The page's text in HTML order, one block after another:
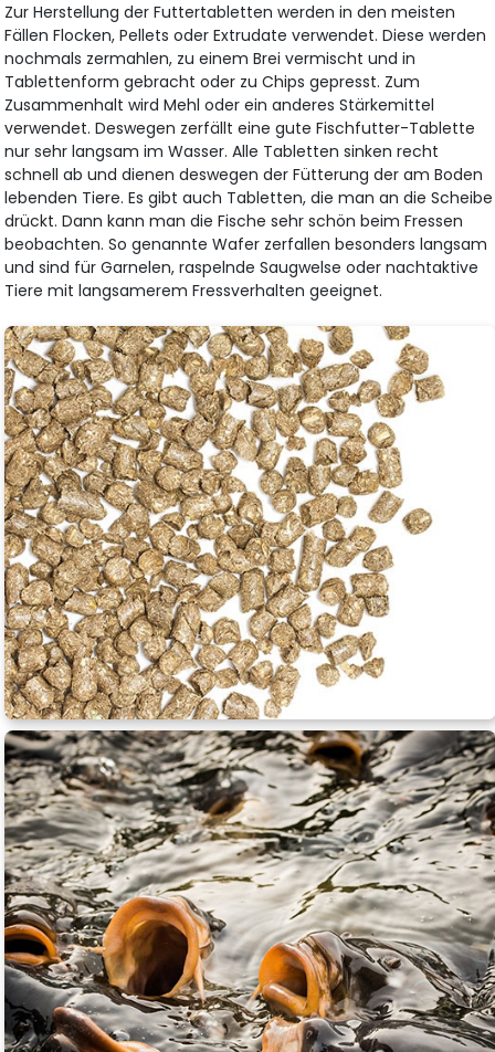
Zur Herstellung der Futtertabletten werden in den meisten
Fällen Flocken, Pellets oder Extrudate verwendet. Diese werden
nochmals zermahlen, zu einem Brei vermischt und in
Tablettenform gebracht oder zu Chips gepresst. Zum
Zusammenhalt wird Mehl oder ein anderes Stärkemittel
verwendet. Deswegen zerfällt eine gute Fischfutter-Tablette
nur sehr langsam im Wasser. Alle Tabletten sinken recht
schnell ab und dienen deswegen der Fütterung der am Boden
lebenden Tiere. Es gibt auch Tabletten, die man an die Scheibe
drückt. Dann kann man die Fische sehr schön beim Fressen
beobachten. So genannte Wafer zerfallen besonders langsam
und sind für Garnelen, raspelnde Saugwelse oder nachtaktive
Tiere mit langsamerem Fressverhalten geeignet.